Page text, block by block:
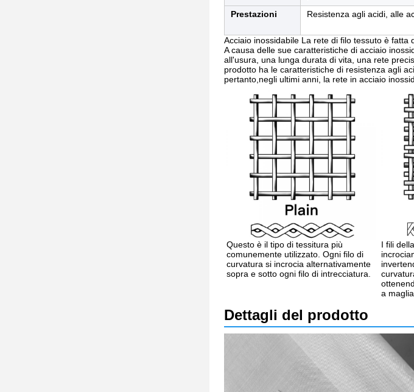
Prestazioni Resistenza agli acidi, alle
Acciaio inossidabile La rete di filo tessuto è
A causa delle sue caratteristiche di acciaio
all'usura, una lunga durata di vita, una rete
prodotto ha le caratteristiche di resistenza agli
pertanto,negli ultimi anni, la rete in acciaio
Questo è il tipo di tessitura più
comunemente utilizzato. Ogni filo di
curvatura si incrocia alternativamente
sopra e sotto ogni filo di intrecciatura.
I fili
a
Dettagli del prodotto